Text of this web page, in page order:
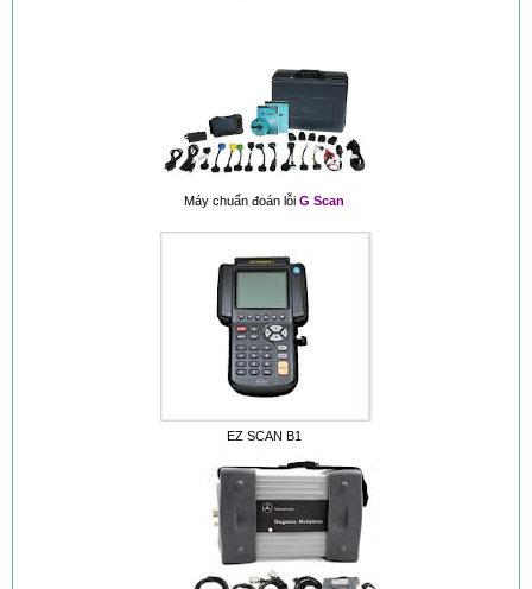
Máy chuẩn đoán lỗi G Scan
EZ SCAN B1